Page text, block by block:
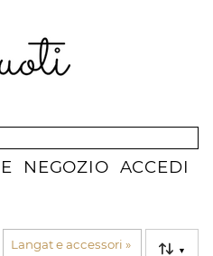
NEGOZIO ACCEDI
Langat e accessori ‪» ▼